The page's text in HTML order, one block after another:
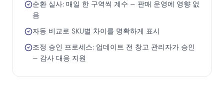
순환 실사: 매일 한 구역씩 계수 — 판매 운영에 영향 없
음
자동 비교로 SKU별 차이를 명확하게 표시
조정 승인 프로세스: 업데이트 전 창고 관리자가 승인
— 감사 대응 지원